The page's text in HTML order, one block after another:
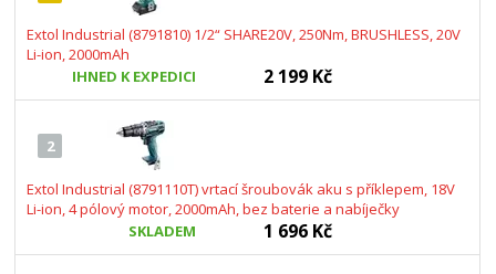
Extol Industrial (8791810) 1/2“ SHARE20V, 250Nm, BRUSHLESS, 20V
Li-ion, 2000mAh
IHNED K EXPEDICI
2 199 Kč
2
Extol Industrial (8791110T) vrtací šroubovák aku s příklepem, 18V
Li-ion, 4 pólový motor, 2000mAh, bez baterie a nabíječky
SKLADEM
1 696 Kč